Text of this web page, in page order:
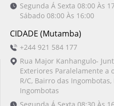
Segunda Á Sexta 08:00 Às
Sábado 08:00 Às 16:00
CIDADE (Mutamba)
+244 921 584 177
Rua Major Kanhangulo-
Exteriores Paralelamente a
R/C, Bairro das
Ingombotas